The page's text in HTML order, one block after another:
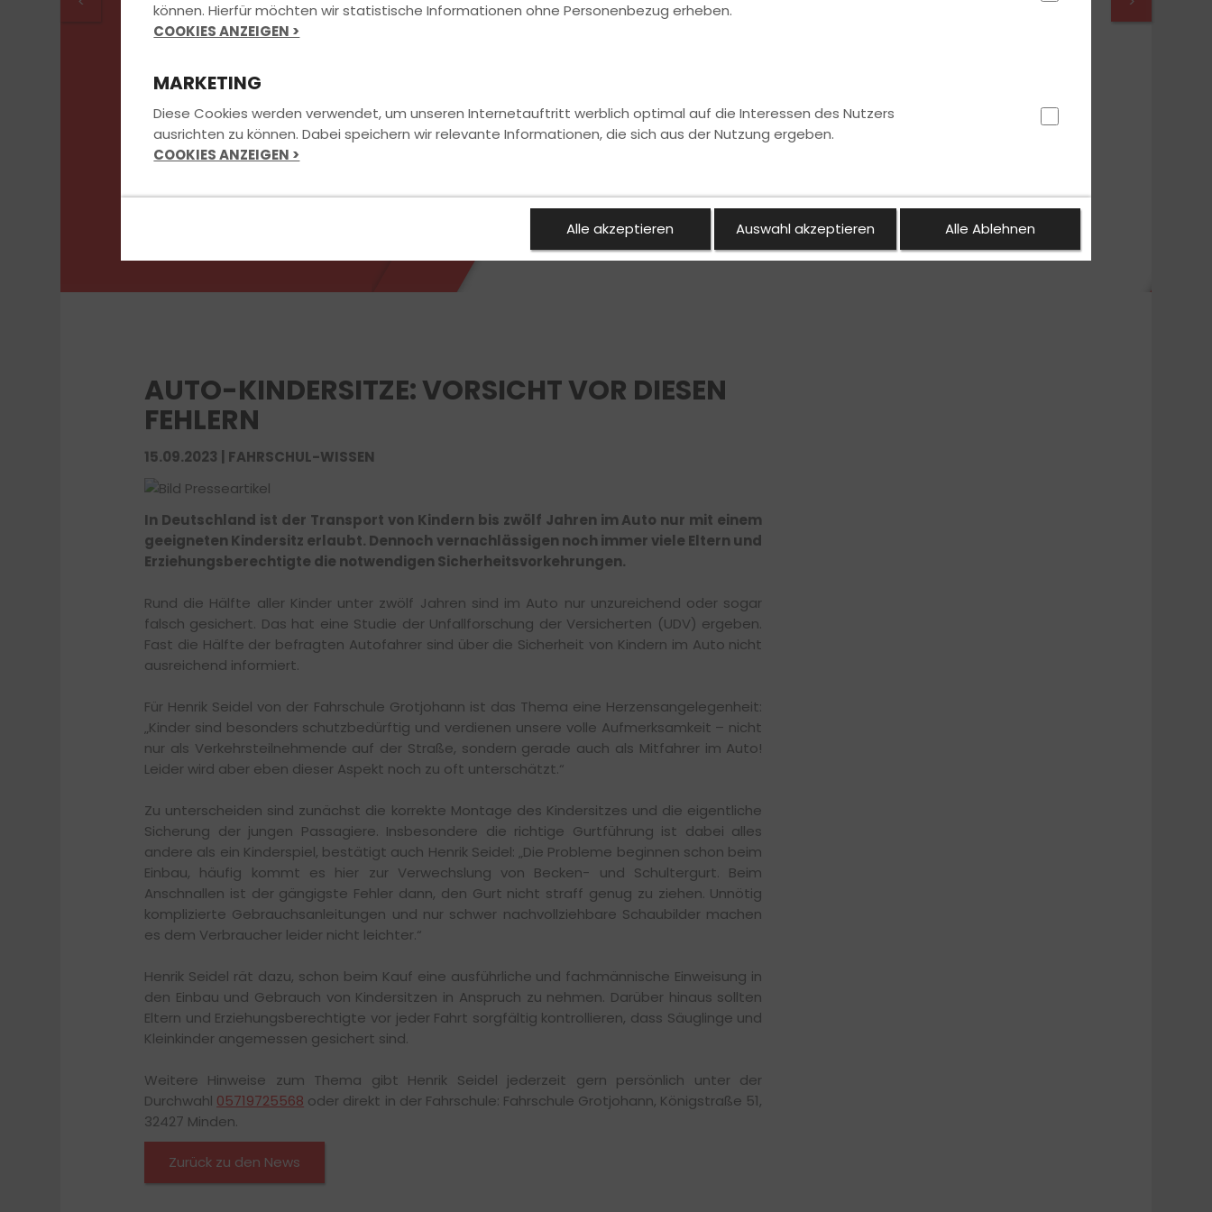
AUTO-KINDERSITZE: VORSICHT VOR DIESEN
FEHLERN
15.09.2023 | FAHRSCHUL-WISSEN
In Deutschland ist der Transport von Kindern bis zwölf Jahren im Auto nur mit einem
geeigneten Kindersitz erlaubt. Dennoch vernachlässigen noch immer viele Eltern und
Erziehungsberechtigte die notwendigen Sicherheitsvorkehrungen.
Rund die Hälfte aller Kinder unter zwölf Jahren sind im Auto nur unzureichend oder sogar
falsch gesichert. Das hat eine Studie der Unfallforschung der Versicherten (UDV) ergeben.
Fast die Hälfte der befragten Autofahrer sind über die Sicherheit von Kindern im Auto nicht
ausreichend informiert.
Für Henrik Seidel von der Fahrschule Grotjohann ist das Thema eine Herzensangelegenheit:
„Kinder sind besonders schutzbedürftig und verdienen unsere volle Aufmerksamkeit – nicht
nur als Verkehrsteilnehmende auf der Straße, sondern gerade auch als Mitfahrer im Auto!
Leider wird aber eben dieser Aspekt noch zu oft unterschätzt.“
Zu unterscheiden sind zunächst die korrekte Montage des Kindersitzes und die eigentliche
Sicherung der jungen Passagiere. Insbesondere die richtige Gurtführung ist dabei alles
andere als ein Kinderspiel, bestätigt auch Henrik Seidel: „Die Probleme beginnen schon beim
Einbau, häufig kommt es hier zur Verwechslung von Becken- und Schultergurt. Beim
Anschnallen ist der gängigste Fehler dann, den Gurt nicht straff genug zu ziehen. Unnötig
komplizierte Gebrauchsanleitungen und nur schwer nachvollziehbare Schaubilder machen
es dem Verbraucher leider nicht leichter.“
Henrik Seidel rät dazu, schon beim Kauf eine ausführliche und fachmännische Einweisung in
den Einbau und Gebrauch von Kindersitzen in Anspruch zu nehmen. Darüber hinaus sollten
Eltern und Erziehungsberechtigte vor jeder Fahrt sorgfältig kontrollieren, dass Säuglinge und
Kleinkinder angemessen gesichert sind.
Weitere Hinweise zum Thema gibt Henrik Seidel jederzeit gern persönlich unter der
Durchwahl 05719725568 oder direkt in der Fahrschule: Fahrschule Grotjohann, Königstraße 51,
32427 Minden.
Zurück zu den News
können. Hierfür möchten wir statistische Informationen ohne Personenbezug erheben.
COOKIES ANZEIGEN >
MARKETING
Diese Cookies werden verwendet, um unseren Internetauftritt werblich optimal auf die Interessen des Nutzers
ausrichten zu können. Dabei speichern wir relevante Informationen, die sich aus der Nutzung ergeben.
COOKIES ANZEIGEN >
Alle akzeptieren Auswahl akzeptieren Alle Ablehnen